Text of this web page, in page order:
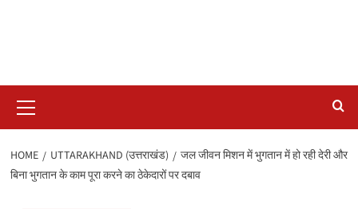
Menu
HOME UTTARAKHAND (उत्तराखंड)
जल जीवन मिशन में भुगतान में हो रही देरी और
बिना भुगतान के काम पूरा करने का ठेकेदारों पर दबाव